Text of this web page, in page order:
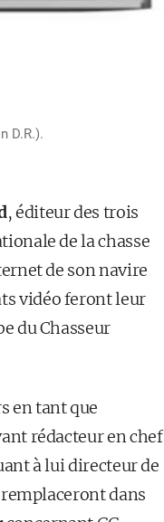
D.R.).
, éditeur des trois
de la chasse
de son navire
vidéo feront leur
du Chasseur
en tant que
rédacteur en chef
à lui directeur de
dans